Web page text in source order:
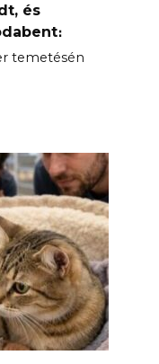
és
temetésén